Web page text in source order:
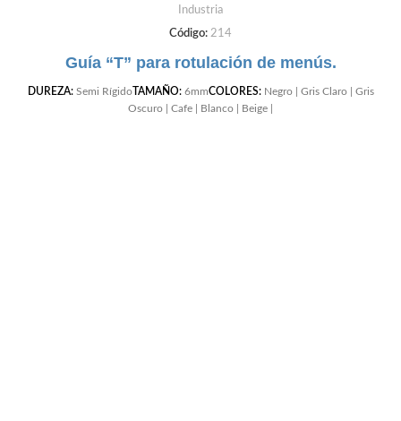
Industria
Código: 214
Guía “T” para rotulación de menús.
DUREZA: Semi RígidoTAMAÑO: 6mmCOLORES: Negro | Gris Claro | Gris
Oscuro | Cafe | Blanco | Beige |